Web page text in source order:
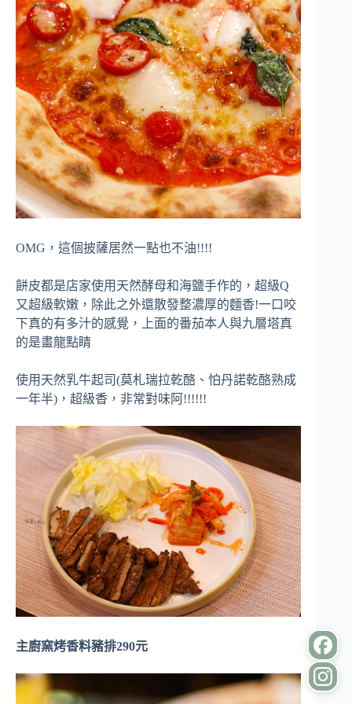
OMG，這個披薩居然一點也不油!!!!
餅皮都是店家使用天然酵母和海鹽手作的，超級Q
又超級軟嫩，除此之外還散發整濃厚的麵香!一口咬
下真的有多汁的感覺，上面的番茄本人與九層塔真
的是畫龍點睛
使用天然乳牛起司(莫札瑞拉乾酪、怕丹諾乾酪熟成
一年半)，超級香，非常對味阿!!!!!!
主廚窯烤香料豬排290元